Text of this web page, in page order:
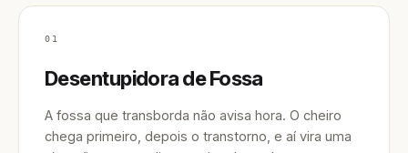
01
Desentupidora de Fossa
A fossa que transborda não avisa hora. O cheiro
chega primeiro, depois o transtorno, e aí vira uma